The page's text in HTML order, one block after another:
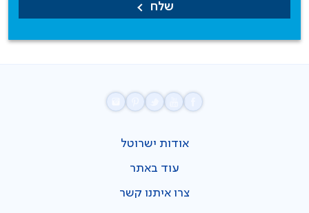
שלח
אודות ישרוטל
עוד באתר
צרו איתנו קשר